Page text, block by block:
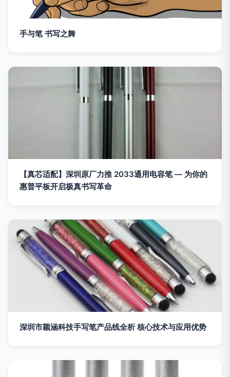
手与笔 书写之舞
【真芯适配】深圳原厂力推 2033通用电容笔 — 为你的
惠普平板开启极真书写革命
深圳市颖涵科技手写笔产品线全析 核心技术与应用优势